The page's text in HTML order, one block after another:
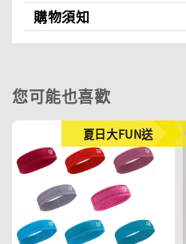
購物須知
您可能也喜歡
夏日大FUN送